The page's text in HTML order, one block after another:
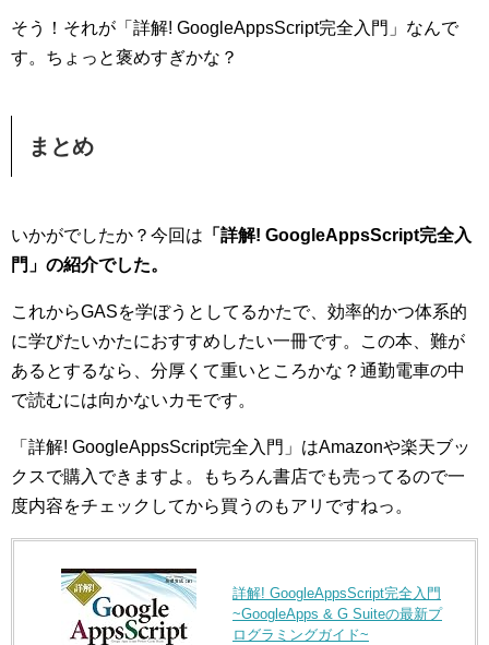
そう！それが「詳解! GoogleAppsScript完全入門」なんで
す。ちょっと褒めすぎかな？
まとめ
いかがでしたか？今回は 「詳解! GoogleAppsScript完全入
門」の紹介でした。
これからGASを学ぼうとしてるかたで、効率的かつ体系的
に学びたいかたにおすすめしたい一冊です。この本、難が
あるとするなら、分厚くて重いところかな？通勤電車の中
で読むには向かないカモです。
「詳解! GoogleAppsScript完全入門」はAmazonや楽天ブッ
クスで購入できますよ。もちろん書店でも売ってるので一
度内容をチェックしてから買うのもアリですねっ。
詳解! GoogleAppsScript完全入門
~GoogleApps & G Suiteの最新プ
ログラミングガイド~